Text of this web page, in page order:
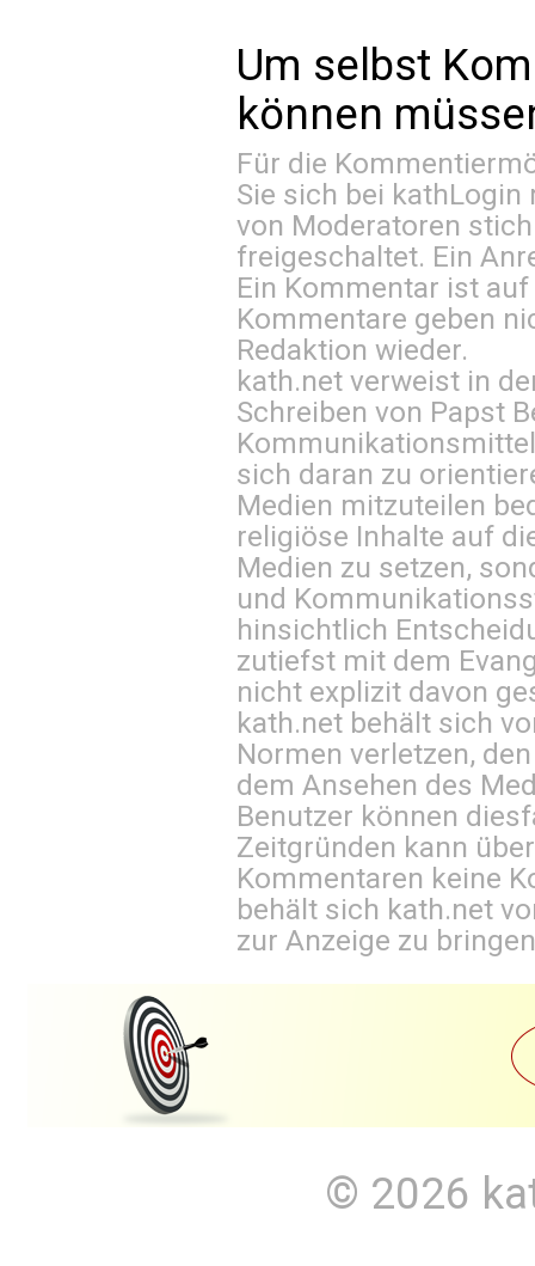
Um selbst
können
Für die
Sie sich bei kathLogin
von Moderatoren
freigeschaltet. Ein
Ein Kommentar ist
Kommentare geben
Redaktion wieder.
kath.net verweist in
Schreiben von Papst
sich daran zu
Medien mitzuteilen
religiöse Inhalte auf
Medien zu setzen,
und
hinsichtlich
zutiefst mit dem
nicht explizit davon
kath.net behält sich
Normen verletzen,
dem Ansehen des
Benutzer können
Zeitgründen kann
Kommentaren keine
behält sich kath.net
zur Anzeige zu
© 2026